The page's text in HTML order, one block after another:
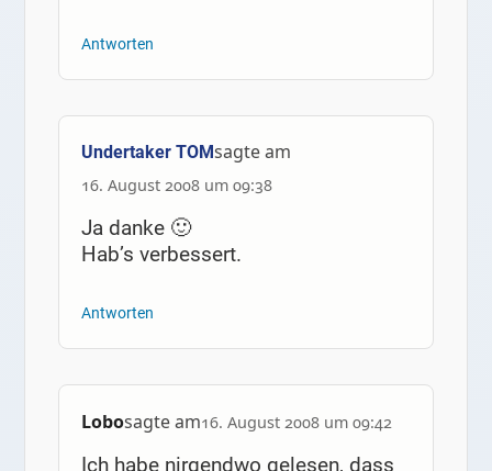
Antworten
Undertaker TOMsagte am
16. August 2008 um 09:38
Ja danke 🙂
Hab’s verbessert.
Antworten
Lobosagte am16. August 2008 um 09:42
Ich habe nirgendwo gelesen, dass